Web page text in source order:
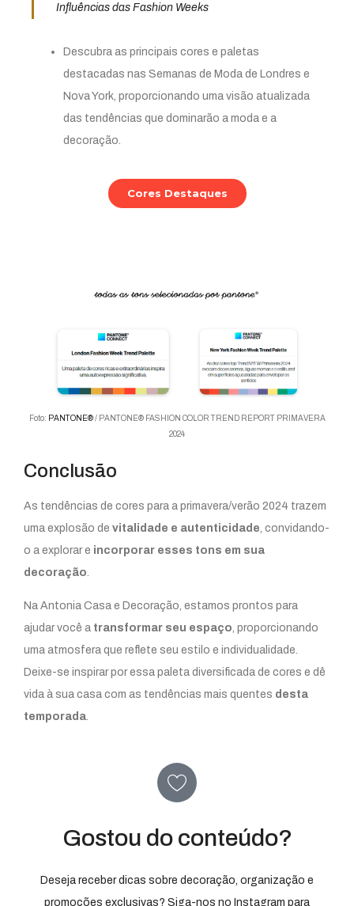
Influências das Fashion Weeks
Descubra as principais cores e paletas
destacadas nas Semanas de Moda de Londres e
Nova York, proporcionando uma visão atualizada
das tendências que dominarão a moda e a
decoração.
Cores Destaques
Foto: PANTONE®/ PANTONE® FASHION COLOR TREND REPORT PRIMAVERA
2024
Conclusão
As tendências de cores para a primavera/verão 2024 trazem
uma explosão de vitalidade e autenticidade , convidando-
o a explorar e incorporar esses tons em sua
decoração
Na Antonia Casa e Decoração, estamos prontos para
ajudar você a transformar seu espaço , proporcionando
uma atmosfera que reflete seu estilo e individualidade.
Deixe-se inspirar por essa paleta diversificada de cores e dê
vida à sua casa com as tendências mais quentes desta
temporada
Gostou do conteúdo?
Deseja receber dicas sobre decoração, organização e
promoções exclusivas? Siga-nos no Instagram para